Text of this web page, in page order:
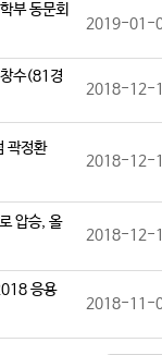
부 동문회
2019-01-
수(81경
2018-12-
곽정환
2018-12-
압승, 올
2018-12-
응용
2018-11-